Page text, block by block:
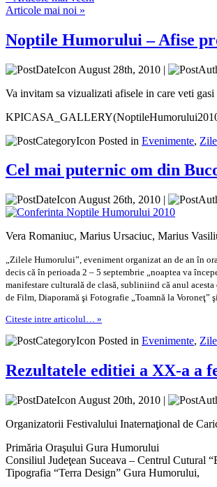
Articole mai noi »
Noptile Humorului – Afise
August 28th, 2010 |
Va invitam sa vizualizati afisele in care veti
Posted in Evenimente,
Cel mai puternic om din
August 26th, 2010 |
Vera Romaniuc, Marius Ursaciuc, Marius
„Zilele Humorului”, eveniment organizat an de an în
decis că în perioada 2 – 5 septembrie „noaptea va
manifestare culturală de clasă, subliniind că anul
de Film, Diaporamă şi Fotografie „Toamnă la
Citeste intre articolul… »
Posted in Evenimente,
Rezultatele editiei a XX-a a
August 20th, 2010 |
Organizatorii Festivalului Inaternaţional de
Primăria Oraşului Gura Humorului
Consiliul Judeţean Suceava – Centrul Cutural
Tipografia “Terra Design” Gura Humorului,